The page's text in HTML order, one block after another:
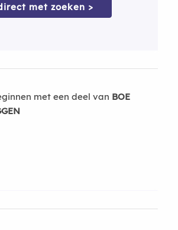
met zoeken >
met een deel van BOE